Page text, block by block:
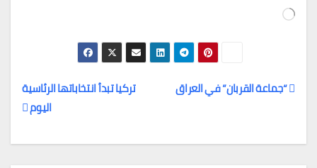
جاري
المقالات
تركيا تبدأ انتخاباتها الرئاسية
اليوم
“جماعة القربان” في العراق